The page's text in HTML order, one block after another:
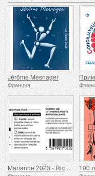
Jérôme Mesnager
Франция
Marianne 2023 - Riches Heures